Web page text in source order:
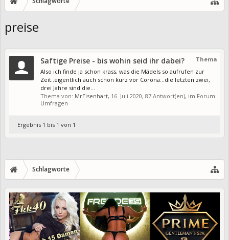
preise
Thema
Saftige Preise - bis wohin seid ihr dabei?
Also ich finde ja schon krass, was die Mädels so aufrufen zur
Zeit..eigentlich auch schon kurz vor Corona...die letzten zwei,
drei Jahre sind die...
Thema von: MrEisenhart, 16. Juli 2020, 87 Antwort(en), im Forum:
Umfragen
Ergebnis 1 bis 1 von 1
Schlagworte